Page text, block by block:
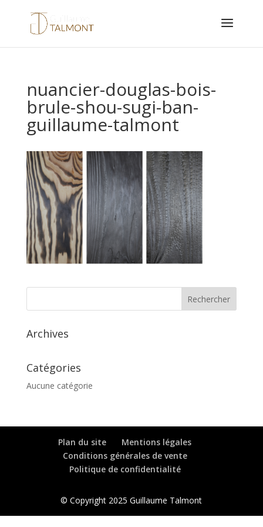
nuancier-douglas-bois-
brule-shou-sugi-ban-
guillaume-talmont
Archives
Catégories
Aucune catégorie
Plan du site
Mentions légales
Conditions générales de vente
Politique de confidentialité
© Copyright 2025 Guillaume Talmont